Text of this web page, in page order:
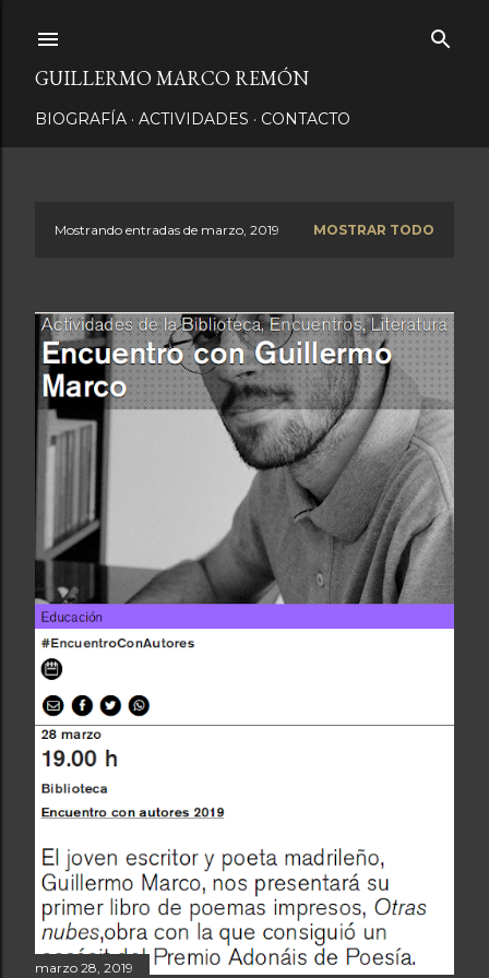
GUILLERMO MARCO REMÓN
BIOGRAFÍA ACTIVIDADES CONTACTO
t
r
a
d
s
Mostrando entradas de marzo, 2019 MOSTRAR TODO
marzo 28, 2019